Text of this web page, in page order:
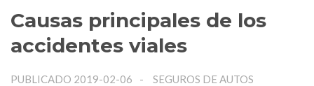
Causas principales de los
accidentes viales
PUBLICADO 2019-02-06 SEGUROS DE AUTOS